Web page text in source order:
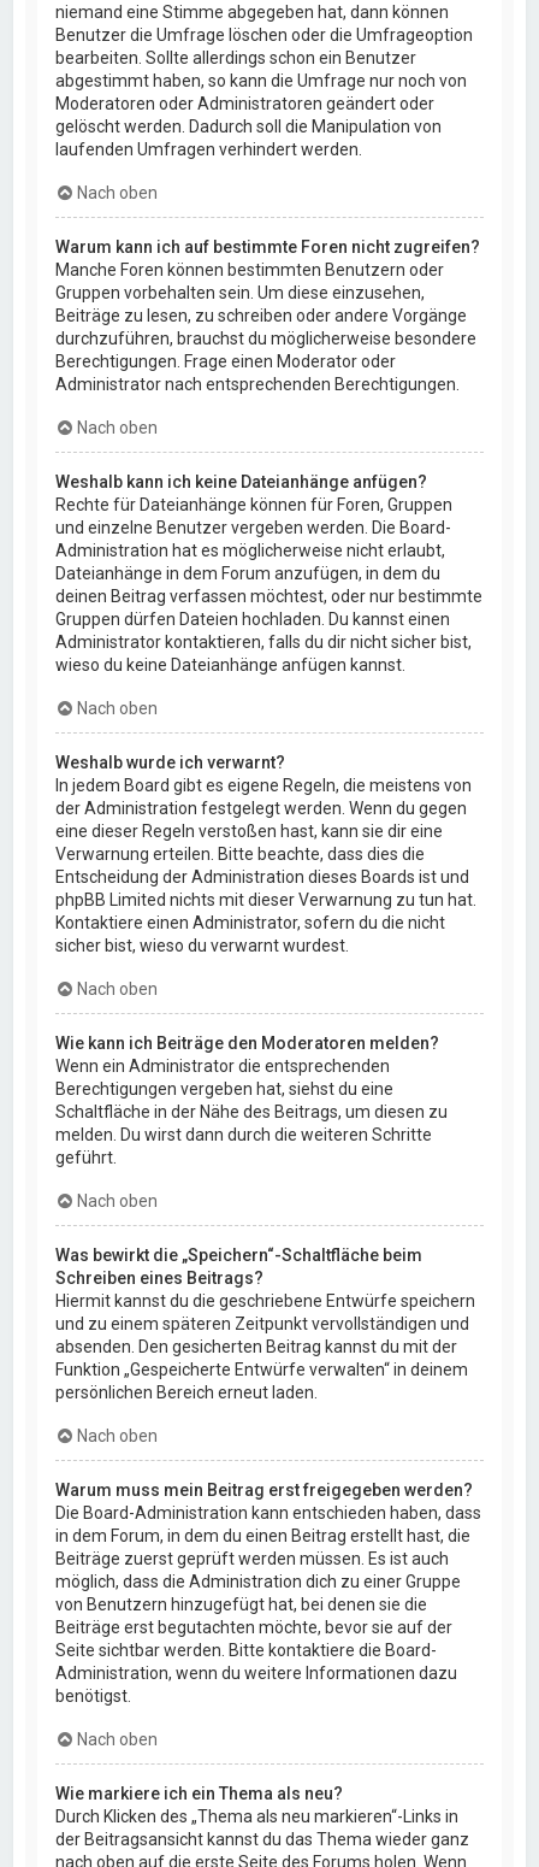
niemand eine Stimme abgegeben hat, dann können
Benutzer die Umfrage löschen oder die Umfrageoption
bearbeiten. Sollte allerdings schon ein Benutzer
abgestimmt haben, so kann die Umfrage nur noch von
Moderatoren oder Administratoren geändert oder
gelöscht werden. Dadurch soll die Manipulation von
laufenden Umfragen verhindert werden.
Nach oben
Warum kann ich auf bestimmte Foren nicht zugreifen?
Manche Foren können bestimmten Benutzern oder
Gruppen vorbehalten sein. Um diese einzusehen,
Beiträge zu lesen, zu schreiben oder andere Vorgänge
durchzuführen, brauchst du möglicherweise besondere
Berechtigungen. Frage einen Moderator oder
Administrator nach entsprechenden Berechtigungen.
Nach oben
Weshalb kann ich keine Dateianhänge anfügen?
Rechte für Dateianhänge können für Foren, Gruppen
und einzelne Benutzer vergeben werden. Die Board-
Administration hat es möglicherweise nicht erlaubt,
Dateianhänge in dem Forum anzufügen, in dem du
deinen Beitrag verfassen möchtest, oder nur bestimmte
Gruppen dürfen Dateien hochladen. Du kannst einen
Administrator kontaktieren, falls du dir nicht sicher bist,
wieso du keine Dateianhänge anfügen kannst.
Nach oben
Weshalb wurde ich verwarnt?
In jedem Board gibt es eigene Regeln, die meistens von
der Administration festgelegt werden. Wenn du gegen
eine dieser Regeln verstoßen hast, kann sie dir eine
Verwarnung erteilen. Bitte beachte, dass dies die
Entscheidung der Administration dieses Boards ist und
phpBB Limited nichts mit dieser Verwarnung zu tun hat.
Kontaktiere einen Administrator, sofern du die nicht
sicher bist, wieso du verwarnt wurdest.
Nach oben
Wie kann ich Beiträge den Moderatoren melden?
Wenn ein Administrator die entsprechenden
Berechtigungen vergeben hat, siehst du eine
Schaltfläche in der Nähe des Beitrags, um diesen zu
melden. Du wirst dann durch die weiteren Schritte
geführt.
Nach oben
Was bewirkt die „Speichern“-Schaltfläche beim
Schreiben eines Beitrags?
Hiermit kannst du die geschriebene Entwürfe speichern
und zu einem späteren Zeitpunkt vervollständigen und
absenden. Den gesicherten Beitrag kannst du mit der
Funktion „Gespeicherte Entwürfe verwalten“ in deinem
persönlichen Bereich erneut laden.
Nach oben
Warum muss mein Beitrag erst freigegeben werden?
Die Board-Administration kann entschieden haben, dass
in dem Forum, in dem du einen Beitrag erstellt hast, die
Beiträge zuerst geprüft werden müssen. Es ist auch
möglich, dass die Administration dich zu einer Gruppe
von Benutzern hinzugefügt hat, bei denen sie die
Beiträge erst begutachten möchte, bevor sie auf der
Seite sichtbar werden. Bitte kontaktiere die Board-
Administration, wenn du weitere Informationen dazu
benötigst.
Nach oben
Wie markiere ich ein Thema als neu?
Durch Klicken des „Thema als neu markieren“-Links in
der Beitragsansicht kannst du das Thema wieder ganz
nach oben auf die erste Seite des Forums holen. Wenn